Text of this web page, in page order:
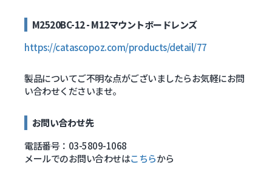
M2520BC-12 - M12マウントボードレンズ
https://catascopoz.com/products/detail/77
製品についてご不明な点がございましたらお気軽にお問
い合わせくださいませ。
お問い合わせ先
電話番号：03-5809-1068
メールでのお問い合わせはこちらから
ホームに戻る